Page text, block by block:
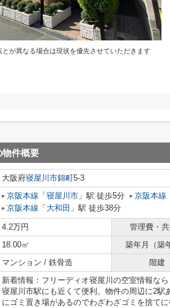
が異なる場合は現状を優先させていただきます
物件概要
大阪府寝屋川市錦町5-3
京阪本線 「 寝屋川市 」駅 徒歩5分 京阪本線
京阪本線 「 大和田 」駅 徒歩38分
4.2万円 管理費・
18.00㎡ 築年月（築
マンション / 鉄骨造 階建
新着情報：フリーディオ寝屋川の空室情報な
寝屋川市駅にも近くて便利。物件の周辺に2駅
にゴミ置き場があるのでわざわざゴミを捨て